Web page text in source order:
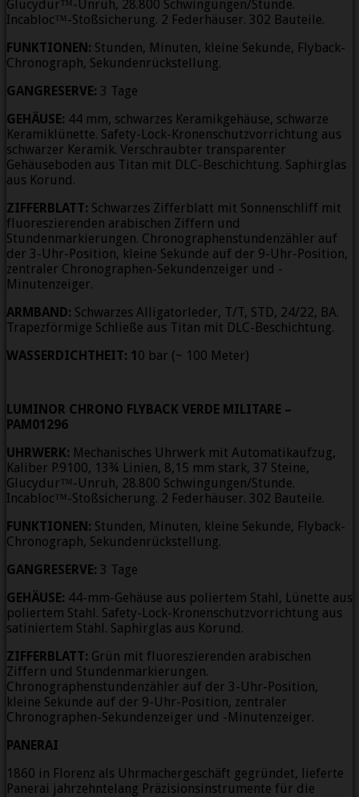
Glucydur™-Unruh, 28.800 Schwingungen/Stunde.
Incabloc™-Stoßsicherung. 2 Federhäuser. 302 Bauteile.
FUNKTIONEN: Stunden, Minuten, kleine Sekunde, Flyback-
Chronograph, Sekundenrückstellung.
GANGRESERVE: 3 Tage
GEHÄUSE: 44 mm, schwarzes Keramikgehäuse, schwarze
Keramiklünette. Safety-Lock-Kronenschutzvorrichtung aus
schwarzer Keramik. Verschraubter transparenter
Gehäuseboden aus Titan mit DLC-Beschichtung. Saphirglas
aus Korund.
ZIFFERBLATT: Schwarzes Zifferblatt mit Sonnenschliff mit
fluoreszierenden arabischen Ziffern und
Stundenmarkierungen. Chronographenstundenzähler auf
der 3-Uhr-Position, kleine Sekunde auf der 9-Uhr-Position,
zentraler Chronographen-Sekundenzeiger und -
Minutenzeiger.
ARMBAND: Schwarzes Alligatorleder, T/T, STD, 24/22, BA.
Trapezförmige Schließe aus Titan mit DLC-Beschichtung.
WASSERDICHTHEIT: 1 0 bar (~ 100 Meter)
LUMINOR CHRONO FLYBACK VERDE MILITARE –
PAM01296
UHRWERK: Mechanisches Uhrwerk mit Automatikaufzug,
Kaliber P.9100, 13¾ Linien, 8,15 mm stark, 37 Steine,
Glucydur™-Unruh, 28.800 Schwingungen/Stunde.
Incabloc™-Stoßsicherung. 2 Federhäuser. 302 Bauteile.
FUNKTIONEN: Stunden, Minuten, kleine Sekunde, Flyback-
Chronograph, Sekundenrückstellung.
GANGRESERVE: 3 Tage
GEHÄUSE: 44-mm-Gehäuse aus poliertem Stahl, Lünette aus
poliertem Stahl. Safety-Lock-Kronenschutzvorrichtung aus
satiniertem Stahl. Saphirglas aus Korund.
ZIFFERBLATT: Grün mit fluoreszierenden arabischen
Ziffern und Stundenmarkierungen.
Chronographenstundenzähler auf der 3-Uhr-Position,
kleine Sekunde auf der 9-Uhr-Position, zentraler
Chronographen-Sekundenzeiger und -Minutenzeiger.
PANERAI
1860 in Florenz als Uhrmachergeschäft gegründet, lieferte
Panerai jahrzehntelang Präzisionsinstrumente für die